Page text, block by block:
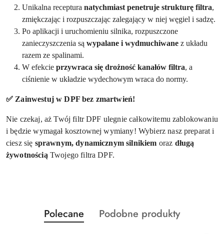
Unikalna receptura natychmiast penetruje strukturę filtra,
zmiękczając i rozpuszczając zalegający w niej węgiel i sadzę.
Po aplikacji i uruchomieniu silnika, rozpuszczone
zanieczyszczenia są wypalane i wydmuchiwane z układu
razem ze spalinami.
W efekcie przywraca się drożność kanałów filtra, a
ciśnienie w układzie wydechowym wraca do normy.
✅ Zainwestuj w DPF bez zmartwień!
Nie czekaj, aż Twój filtr DPF ulegnie całkowitemu zablokowaniu
i będzie wymagał kosztownej wymiany! Wybierz nasz preparat i
ciesz się sprawnym, dynamicznym silnikiem oraz długą
żywotnością Twojego filtra DPF.
Pomiń karuzelę produktów
Produkty
o
Polecane
Produkty
Podobne produkty